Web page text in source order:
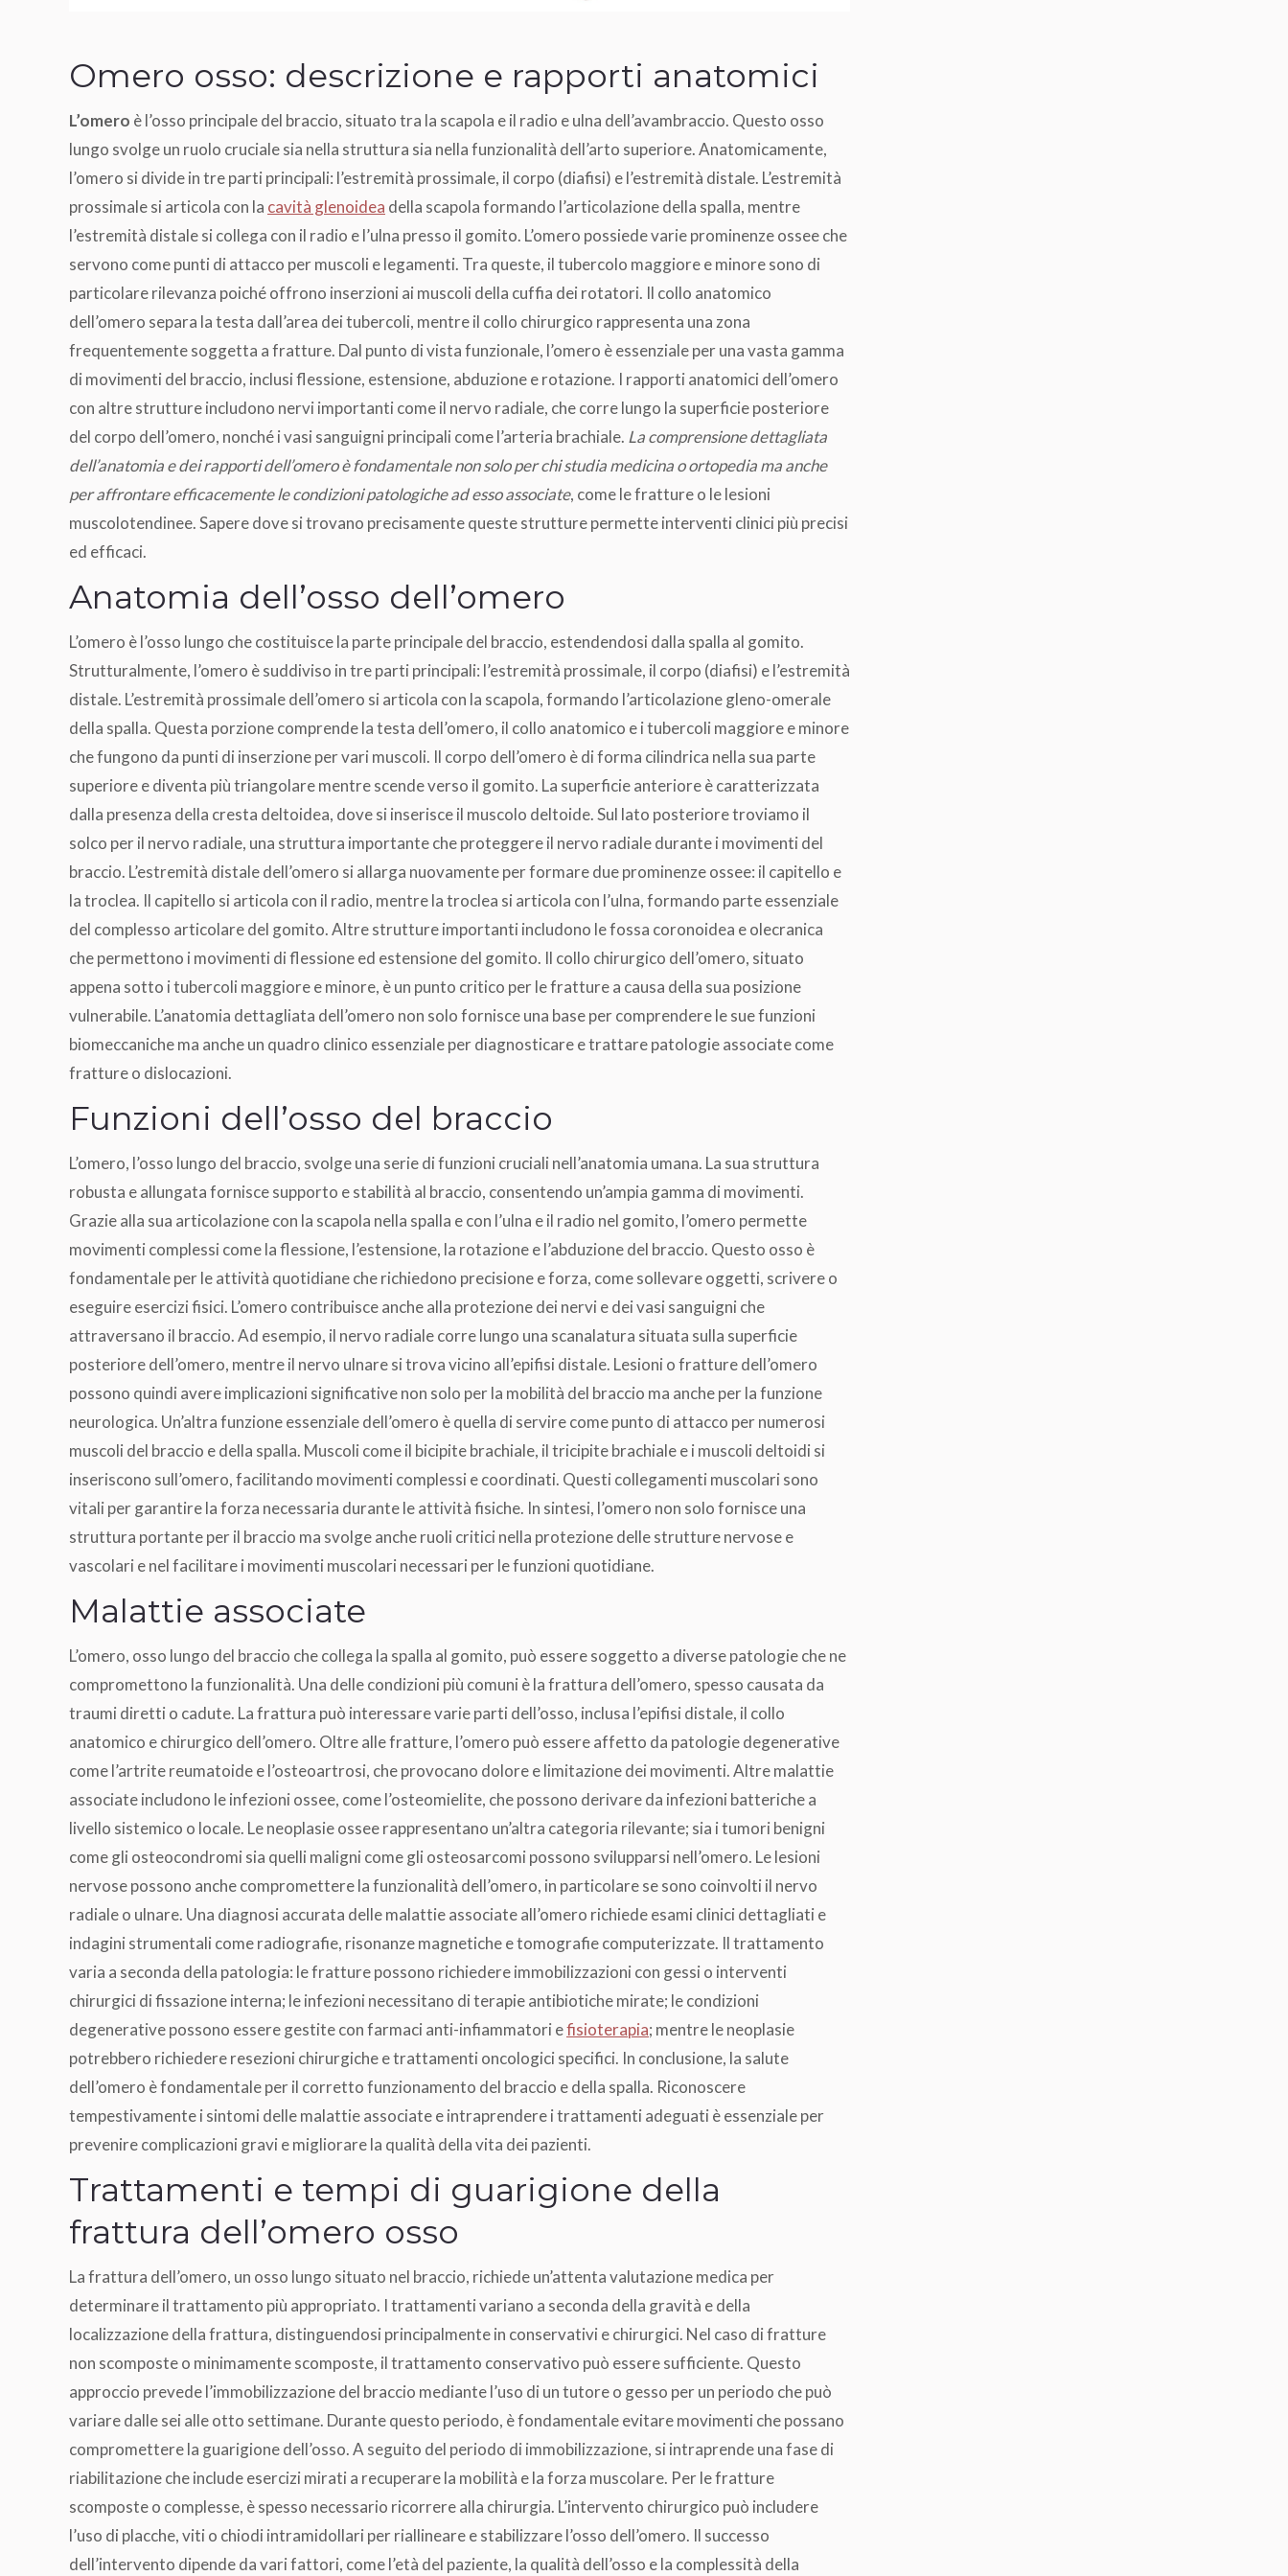
Omero osso: descrizione e rapporti anatomici
L’omero è l’osso principale del braccio, situato tra la scapola e il radio e ulna dell’avambraccio. Questo osso
lungo svolge un ruolo cruciale sia nella struttura sia nella funzionalità dell’arto superiore. Anatomicamente,
l’omero si divide in tre parti principali: l’estremità prossimale, il corpo (diafisi) e l’estremità distale. L’estremità
prossimale si articola con la cavità glenoidea della scapola formando l’articolazione della spalla, mentre
l’estremità distale si collega con il radio e l’ulna presso il gomito. L’omero possiede varie prominenze ossee che
servono come punti di attacco per muscoli e legamenti. Tra queste, il tubercolo maggiore e minore sono di
particolare rilevanza poiché offrono inserzioni ai muscoli della cuffia dei rotatori. Il collo anatomico
dell’omero separa la testa dall’area dei tubercoli, mentre il collo chirurgico rappresenta una zona
frequentemente soggetta a fratture. Dal punto di vista funzionale, l’omero è essenziale per una vasta gamma
di movimenti del braccio, inclusi flessione, estensione, abduzione e rotazione. I rapporti anatomici dell’omero
con altre strutture includono nervi importanti come il nervo radiale, che corre lungo la superficie posteriore
del corpo dell’omero, nonché i vasi sanguigni principali come l’arteria brachiale. La comprensione dettagliata
dell’anatomia e dei rapporti dell’omero è fondamentale non solo per chi studia medicina o ortopedia ma anche
per affrontare efficacemente le condizioni patologiche ad esso associate, come le fratture o le lesioni
muscolotendinee. Sapere dove si trovano precisamente queste strutture permette interventi clinici più precisi
ed efficaci.
Anatomia dell’osso dell’omero
L’omero è l’osso lungo che costituisce la parte principale del braccio, estendendosi dalla spalla al gomito.
Strutturalmente, l’omero è suddiviso in tre parti principali: l’estremità prossimale, il corpo (diafisi) e l’estremità
distale. L’estremità prossimale dell’omero si articola con la scapola, formando l’articolazione gleno-omerale
della spalla. Questa porzione comprende la testa dell’omero, il collo anatomico e i tubercoli maggiore e minore
che fungono da punti di inserzione per vari muscoli. Il corpo dell’omero è di forma cilindrica nella sua parte
superiore e diventa più triangolare mentre scende verso il gomito. La superficie anteriore è caratterizzata
dalla presenza della cresta deltoidea, dove si inserisce il muscolo deltoide. Sul lato posteriore troviamo il
solco per il nervo radiale, una struttura importante che proteggere il nervo radiale durante i movimenti del
braccio. L’estremità distale dell’omero si allarga nuovamente per formare due prominenze ossee: il capitello e
la troclea. Il capitello si articola con il radio, mentre la troclea si articola con l’ulna, formando parte essenziale
del complesso articolare del gomito. Altre strutture importanti includono le fossa coronoidea e olecranica
che permettono i movimenti di flessione ed estensione del gomito. Il collo chirurgico dell’omero, situato
appena sotto i tubercoli maggiore e minore, è un punto critico per le fratture a causa della sua posizione
vulnerabile. L’anatomia dettagliata dell’omero non solo fornisce una base per comprendere le sue funzioni
biomeccaniche ma anche un quadro clinico essenziale per diagnosticare e trattare patologie associate come
fratture o dislocazioni.
Funzioni dell’osso del braccio
L’omero, l’osso lungo del braccio, svolge una serie di funzioni cruciali nell’anatomia umana. La sua struttura
robusta e allungata fornisce supporto e stabilità al braccio, consentendo un’ampia gamma di movimenti.
Grazie alla sua articolazione con la scapola nella spalla e con l’ulna e il radio nel gomito, l’omero permette
movimenti complessi come la flessione, l’estensione, la rotazione e l’abduzione del braccio. Questo osso è
fondamentale per le attività quotidiane che richiedono precisione e forza, come sollevare oggetti, scrivere o
eseguire esercizi fisici. L’omero contribuisce anche alla protezione dei nervi e dei vasi sanguigni che
attraversano il braccio. Ad esempio, il nervo radiale corre lungo una scanalatura situata sulla superficie
posteriore dell’omero, mentre il nervo ulnare si trova vicino all’epifisi distale. Lesioni o fratture dell’omero
possono quindi avere implicazioni significative non solo per la mobilità del braccio ma anche per la funzione
neurologica. Un’altra funzione essenziale dell’omero è quella di servire come punto di attacco per numerosi
muscoli del braccio e della spalla. Muscoli come il bicipite brachiale, il tricipite brachiale e i muscoli deltoidi si
inseriscono sull’omero, facilitando movimenti complessi e coordinati. Questi collegamenti muscolari sono
vitali per garantire la forza necessaria durante le attività fisiche. In sintesi, l’omero non solo fornisce una
struttura portante per il braccio ma svolge anche ruoli critici nella protezione delle strutture nervose e
vascolari e nel facilitare i movimenti muscolari necessari per le funzioni quotidiane.
Malattie associate
L’omero, osso lungo del braccio che collega la spalla al gomito, può essere soggetto a diverse patologie che ne
compromettono la funzionalità. Una delle condizioni più comuni è la frattura dell’omero, spesso causata da
traumi diretti o cadute. La frattura può interessare varie parti dell’osso, inclusa l’epifisi distale, il collo
anatomico e chirurgico dell’omero. Oltre alle fratture, l’omero può essere affetto da patologie degenerative
come l’artrite reumatoide e l’osteoartrosi, che provocano dolore e limitazione dei movimenti. Altre malattie
associate includono le infezioni ossee, come l’osteomielite, che possono derivare da infezioni batteriche a
livello sistemico o locale. Le neoplasie ossee rappresentano un’altra categoria rilevante; sia i tumori benigni
come gli osteocondromi sia quelli maligni come gli osteosarcomi possono svilupparsi nell’omero. Le lesioni
nervose possono anche compromettere la funzionalità dell’omero, in particolare se sono coinvolti il nervo
radiale o ulnare. Una diagnosi accurata delle malattie associate all’omero richiede esami clinici dettagliati e
indagini strumentali come radiografie, risonanze magnetiche e tomografie computerizzate. Il trattamento
varia a seconda della patologia: le fratture possono richiedere immobilizzazioni con gessi o interventi
chirurgici di fissazione interna; le infezioni necessitano di terapie antibiotiche mirate; le condizioni
degenerative possono essere gestite con farmaci anti-infiammatori efisioterapia; mentre le neoplasie
potrebbero richiedere resezioni chirurgiche e trattamenti oncologici specifici. In conclusione, la salute
dell’omero è fondamentale per il corretto funzionamento del braccio e della spalla. Riconoscere
tempestivamente i sintomi delle malattie associate e intraprendere i trattamenti adeguati è essenziale per
prevenire complicazioni gravi e migliorare la qualità della vita dei pazienti.
Trattamenti e tempi di guarigione della
frattura dell’omero osso
La frattura dell’omero, un osso lungo situato nel braccio, richiede un’attenta valutazione medica per
determinare il trattamento più appropriato. I trattamenti variano a seconda della gravità e della
localizzazione della frattura, distinguendosi principalmente in conservativi e chirurgici. Nel caso di fratture
non scomposte o minimamente scomposte, il trattamento conservativo può essere sufficiente. Questo
approccio prevede l’immobilizzazione del braccio mediante l’uso di un tutore o gesso per un periodo che può
variare dalle sei alle otto settimane. Durante questo periodo, è fondamentale evitare movimenti che possano
compromettere la guarigione dell’osso. A seguito del periodo di immobilizzazione, si intraprende una fase di
riabilitazione che include esercizi mirati a recuperare la mobilità e la forza muscolare. Per le fratture
scomposte o complesse, è spesso necessario ricorrere alla chirurgia. L’intervento chirurgico può includere
l’uso di placche, viti o chiodi intramidollari per riallineare e stabilizzare l’osso dell’omero. Il successo
dell’intervento dipende da vari fattori, come l’età del paziente, la qualità dell’osso e la complessità della